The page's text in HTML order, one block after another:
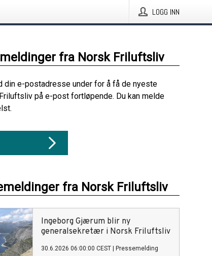
LOGG INN
fra Norsk Friluftsliv
din e-postadresse under for å få de nyeste
på e-post fortløpende. Du kan melde
fra Norsk Friluftsliv
Ingeborg Gjærum blir ny
generalsekretær i Norsk Friluftsliv
30.6.2026 06:00:00 CEST Pressemelding